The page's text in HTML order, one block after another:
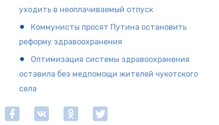
уходить в неоплачиваемый отпуск
Коммунисты просят Путина остановить
реформу здравоохранения
Оптимизация системы здравоохранения
оставила без медпомощи жителей чукотского
села